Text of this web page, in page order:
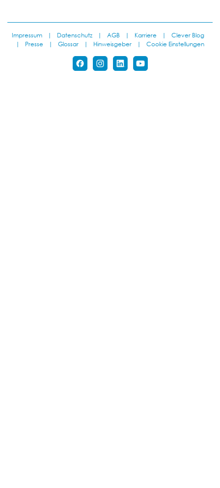
Impressum | Datenschutz | AGB | Karriere |
Clever Blog
|
Presse | Glossar | Hinweisgeber | Cookie Einstellungen